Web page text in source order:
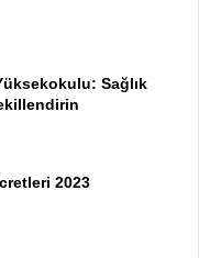
Sağlık
2023